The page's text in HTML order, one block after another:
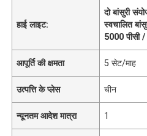
हाई लाइट:
दो बांसुरी
स्वचालित
5000 पीसी /
आपूर्ति की क्षमता 5 सेट/माह
उत्पत्ति के प्लेस चीन
न्यूनतम आदेश मात्रा 1